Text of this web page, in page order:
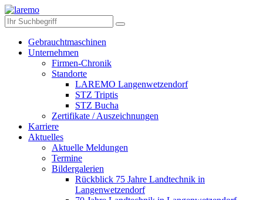
Gebrauchtmaschinen
Unternehmen
Firmen-Chronik
Standorte
LAREMO Langenwetzendorf
STZ Triptis
STZ Bucha
Zertifikate / Auszeichnungen
Karriere
Aktuelles
Aktuelle Meldungen
Termine
Bildergalerien
Rückblick 75 Jahre Landtechnik in
Langenwetzendorf